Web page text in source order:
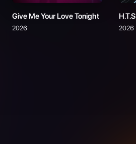
Give Me Your Love Tonight
2026
H.T.S
2026